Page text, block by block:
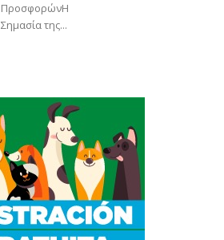
ΠροσφορώνΗ
Σημασία της...